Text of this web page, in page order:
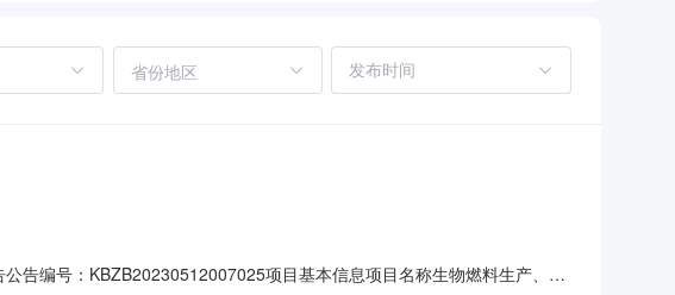
省份地区
告编号：KBZB20230512007025项目基本信息项目名称生物燃料生产、销